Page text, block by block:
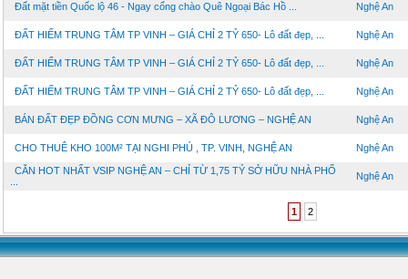
Đất mặt tiền Quốc lộ 46 - Ngay cổng chào Quê Ngoại Bác Hồ ... Nghệ An
ĐẤT HIẾM TRUNG TÂM TP VINH – GIÁ CHỈ 2 TỶ 650- Lô đất đẹp, ... Nghệ An
ĐẤT HIẾM TRUNG TÂM TP VINH – GIÁ CHỈ 2 TỶ 650- Lô đất đẹp, ... Nghệ An
ĐẤT HIẾM TRUNG TÂM TP VINH – GIÁ CHỈ 2 TỶ 650- Lô đất đẹp, ... Nghệ An
BÁN ĐẤT ĐẸP ĐỒNG CƠN MƯNG – XÃ ĐÔ LƯƠNG – NGHỆ AN Nghệ An
CHO THUÊ KHO 100M² TẠI NGHI PHÚ , TP. VINH, NGHỆ AN Nghệ An
CĂN HOT NHẤT VSIP NGHỆ AN – CHỈ TỪ 1,75 TỶ SỞ HỮU NHÀ PHỐ
Nghệ An
1 2